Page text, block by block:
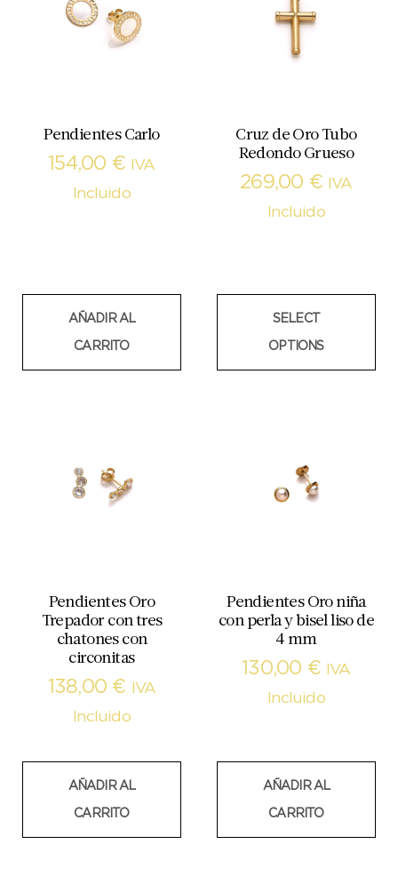
Pendientes Carlo
154,00 €
IVA
Incluido
AÑADIR AL
CARRITO
Cruz de Oro Tubo
Redondo Grueso
269,00 €
IVA
Incluido
SELECT
OPTIONS
Pendientes Oro
Trepador con tres
chatones con
circonitas
138,00 €
IVA
Incluido
AÑADIR AL
CARRITO
Pendientes Oro niña
con perla y bisel liso de
4 mm
130,00 €
IVA
Incluido
AÑADIR AL
CARRITO